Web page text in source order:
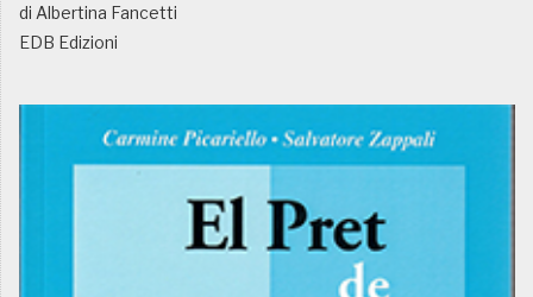
di Albertina Fancetti
EDB Edizioni